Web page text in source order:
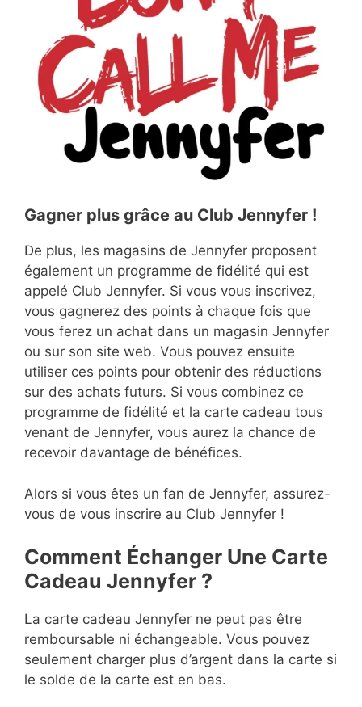
Gagner plus grâce au Club Jennyfer !
De plus, les magasins de Jennyfer proposent
également un programme de fidélité qui est
appelé Club Jennyfer. Si vous vous inscrivez,
vous gagnerez des points à chaque fois que
vous ferez un achat dans un magasin Jennyfer
ou sur son site web. Vous pouvez ensuite
utiliser ces points pour obtenir des réductions
sur des achats futurs. Si vous combinez ce
programme de fidélité et la carte cadeau tous
venant de Jennyfer, vous aurez la chance de
recevoir davantage de bénéfices.
Alors si vous êtes un fan de Jennyfer, assurez-
vous de vous inscrire au Club Jennyfer !
Comment Échanger Une Carte
Cadeau Jennyfer ?
La carte cadeau Jennyfer ne peut pas être
remboursable ni échangeable. Vous pouvez
seulement charger plus d’argent dans la carte si
le solde de la carte est en bas.